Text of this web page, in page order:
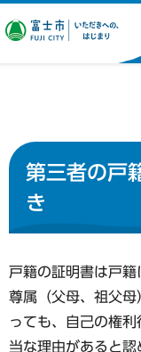
富士市 いただ
第三者の戸
き
戸籍の証明書は戸
尊属（父母、祖父
っても、自己の権
当な理由があると